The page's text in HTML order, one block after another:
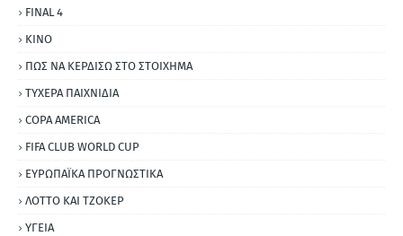
FINAL 4
ΚΙΝΟ
ΠΩΣ ΝΑ ΚΕΡΔΙΣΩ ΣΤΟ ΣΤΟΙΧΗΜΑ
ΤΥΧΕΡΑ ΠΑΙΧΝΙΔΙΑ
COPA AMERICA
FIFA CLUB WORLD CUP
ΕΥΡΩΠΑΪΚΑ ΠΡΟΓΝΩΣΤΙΚΑ
ΛΟΤΤΟ ΚΑΙ ΤΖΟΚΕΡ
ΥΓΕΙΑ